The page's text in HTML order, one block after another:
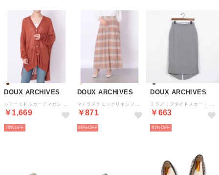
DOUX ARCHIVES
￥1,669
78%
DOUX ARCHIVES
￥871
89%
DOUX ARCHIVES
￥663
91%